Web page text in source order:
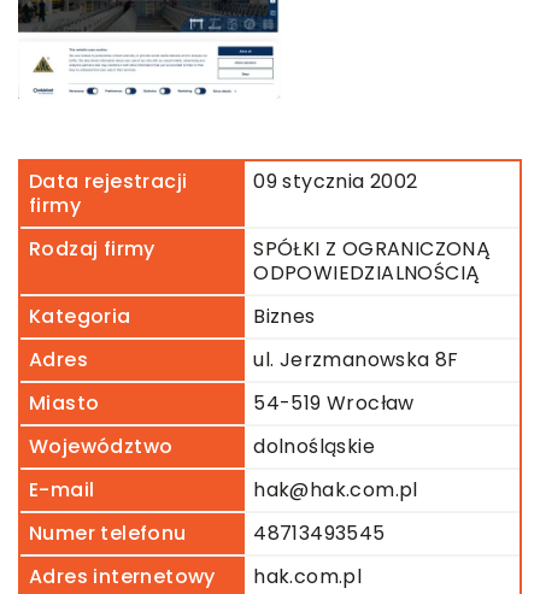
Data rejestracji
firmy
09 stycznia 2002
Rodzaj firmy
SPÓŁKI Z OGRANICZONĄ
ODPOWIEDZIALNOŚCIĄ
Kategoria
Biznes
Adres
ul. Jerzmanowska 8F
Miasto
54-519 Wrocław
Województwo
dolnośląskie
E-mail
hak@hak.com.pl
Numer telefonu
48713493545
Adres internetowy
hak.com.pl